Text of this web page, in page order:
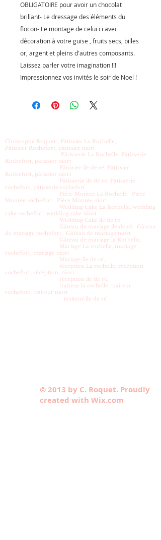
OBLIGATOIRE pour avoir un chocolat
brillant- Le dressage des éléments du
flocon- Le montage de celui ci avec
décoration à votre guise , fruits secs, billes
or, argent et pleins d'autres composants.
Laissez parler votre imagination !!!​
Impressionnez vos invités le soir de Noel !
Christophe Roquet , Pâtissier La Rochelle,
Pâtissier Rochefort, pâtissier niort
Pâtisserie La Rochelle, Pâtisserie
Rochefort, pâtissier niort
Pâtissier île de ré, Pâtissier
Rochefort, pâtissier niort
Pâtisserie ile de ré, Pâtisserie
rochefort, pâtisserie rochefort
Pièce Montée La Rochelle, Pièce
Montée rochefort, Pièce Montée niort
Wedding Cake La Rochelle, wedding
cake rochefort, wedding cake niort
Wedding Cake île de ré,
Gâteau de mariage île de ré, Gâteau
de mariage rochefort, Gâteau de mariage niort
Gâteau de mariage la Rochelle,
Mariage La rochelle, mariage
rochefort, mariage niort
Mariage île de ré,
récéption La rochelle, récéption
rochefort, récéption niort
récéption île de ré,
traiteur la rochelle, traiteur
rochefort, traiteur niort
traiteur île de ré
© 2013 by C. Roquet. Proudly
created with Wix.com